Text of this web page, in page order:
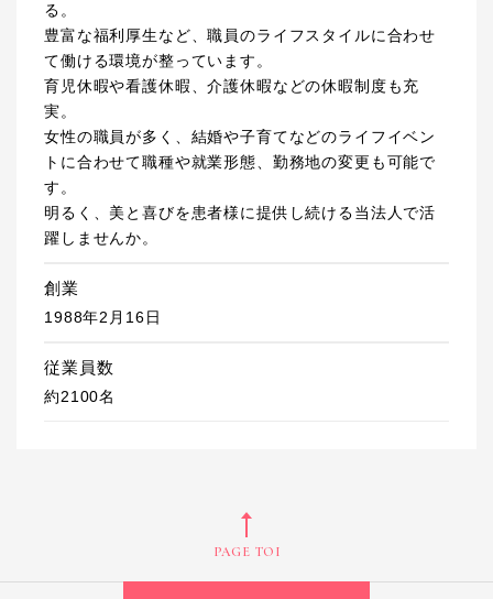
る。
豊富な福利厚生など、職員のライフスタイルに合わせ
て働ける環境が整っています。
育児休暇や看護休暇、介護休暇などの休暇制度も充
実。
女性の職員が多く、結婚や子育てなどのライフイベン
トに合わせて職種や就業形態、勤務地の変更も可能で
す。
明るく、美と喜びを患者様に提供し続ける当法人で活
躍しませんか。
創業
1988年2月16日
従業員数
約2100名
PAGE TOP